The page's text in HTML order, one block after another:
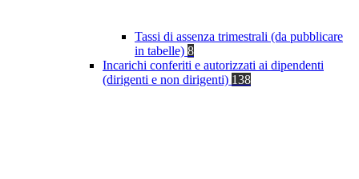
Tassi di assenza trimestrali (da pubblicare
in tabelle) 8
Incarichi conferiti e autorizzati ai dipendenti
(dirigenti e non dirigenti) 138